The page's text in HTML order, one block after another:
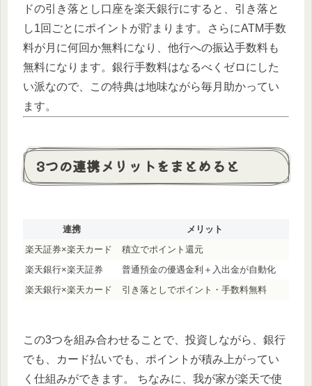
ドの引き落とし口座を楽天銀行にすると、引き落と
し1回ごとにポイントが貯まります。さらにATM手数
料が月に何回か無料になり、他行への振込手数料も
無料になります。銀行手数料はなるべくゼロにした
い派なので、この特典は地味ながら毎月助かってい
ます。
3つの連携メリットをまとめると
連携
メリット
楽天証券×楽天カード
積立でポイント還元
楽天銀行×楽天証券
普通預金の優遇金利＋入出金が自動化
楽天銀行×楽天カード
引き落としでポイント・手数料無料
この3つを組み合わせることで、投資しながら、銀行
でも、カード払いでも、ポイントが積み上がってい
く仕組みができます。 ちなみに、我が家が楽天で使